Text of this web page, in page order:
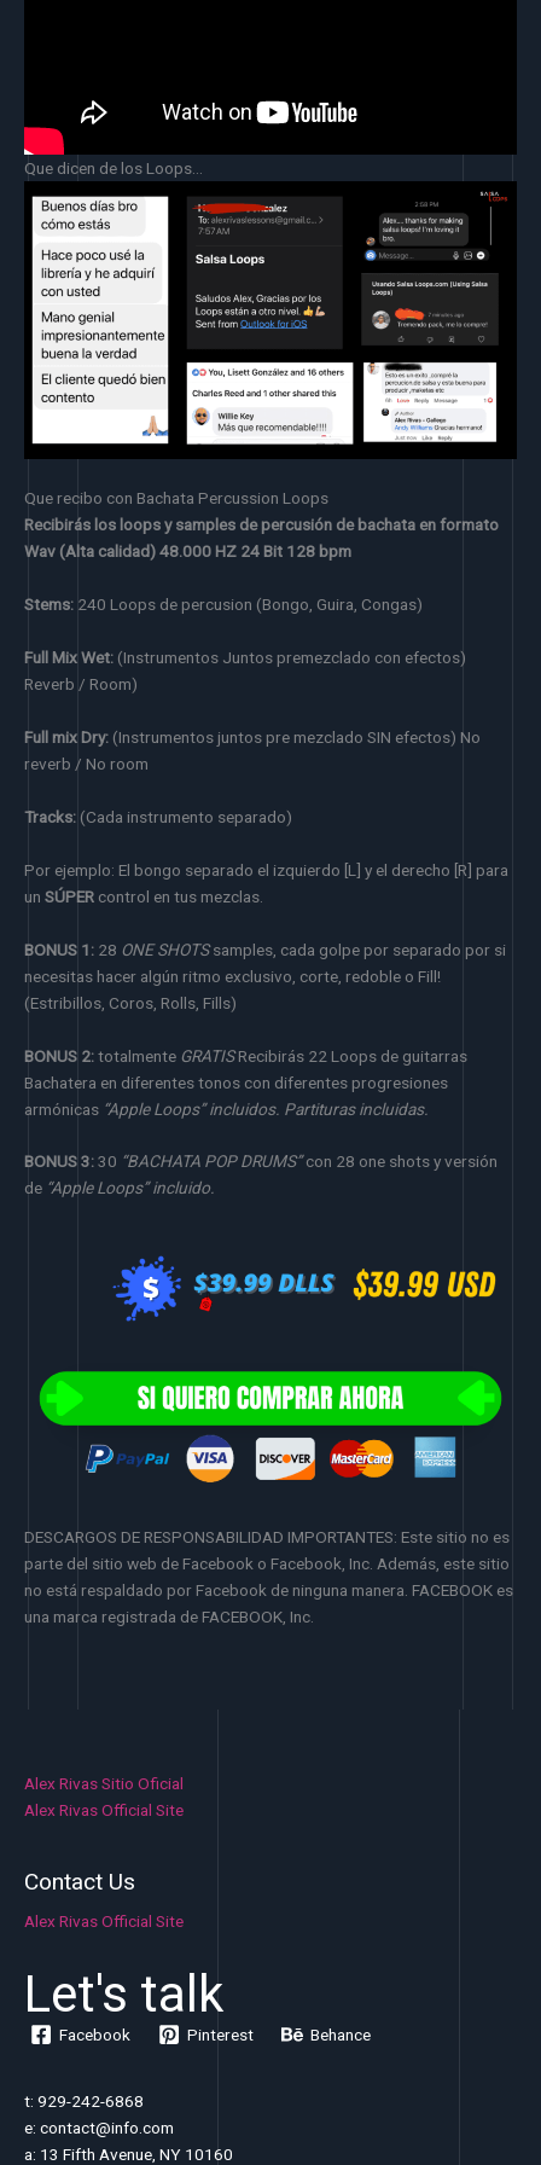
Que dicen de los Loops…
Que recibo con Bachata Percussion Loops
Recibirás los loops y samples de percusión de bachata en formato
Wav (Alta calidad) 48.000 HZ 24 Bit 128 bpm
Stems: 240 Loops de percusion (Bongo, Guira, Congas)
Full Mix Wet: (Instrumentos Juntos premezclado con efectos)
Reverb / Room)
Full mix Dry: (Instrumentos juntos pre mezclado SIN efectos) No
reverb / No room
Tracks: (Cada instrumento separado)
Por ejemplo: El bongo separado el izquierdo [L] y el derecho [R] para
un SÚPER control en tus mezclas.
BONUS 1: 28 ONE SHOTSsamples, cada golpe por separado por si
necesitas hacer algún ritmo exclusivo, corte, redoble o Fill!
(Estribillos, Coros, Rolls, Fills)
BONUS 2:totalmente GRATISRecibirás 22 Loops de guitarras
Bachatera en diferentes tonos con diferentes progresiones
armónicas “Apple Loops” incluidos. Partituras incluidas.
BONUS 3:30 “BACHATA POP DRUMS”con 28 one shots y versión
de “Apple Loops” incluido.
DESCARGOS DE RESPONSABILIDAD IMPORTANTES: Este sitio no es
parte del sitio web de Facebook o Facebook, Inc. Además, este sitio
no está respaldado por Facebook de ninguna manera. FACEBOOK es
una marca registrada de FACEBOOK, Inc.
Alex Rivas Sitio Oficial
Alex Rivas Official Site
Contact Us
Alex Rivas Official Site
Let's talk
Facebook Pinterest Behance
t: 929-242-6868
e: contact@info.com
a: 13 Fifth Avenue, NY 10160